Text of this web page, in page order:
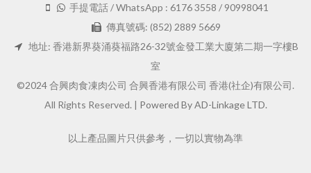
手提電話 / WhatsApp : 6176 3558 / 90998041
傳真號碼: (852) 2889 5669
地址: 香港新界葵涌葵福路26-32號金發工業大廈第二期一字樓B
室
©2024 合興肉食凍肉公司 合興香港有限公司 香港(社企)有限公司.
All Rights Reserved. | Powered By AD-Linkage LTD.
以上產品圖片只供參考，一切以實物為準